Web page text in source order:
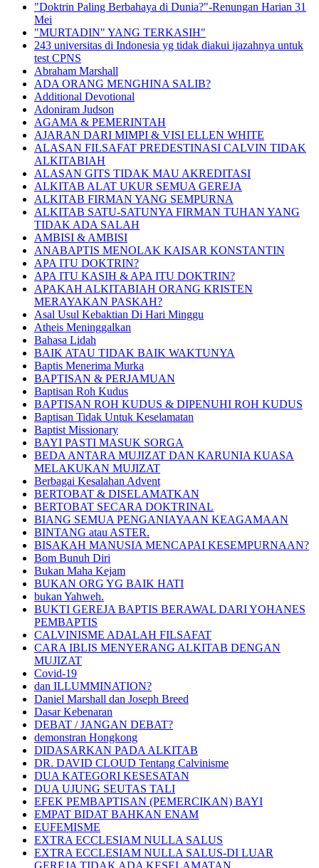
"Doktrin Paling Berbahaya di Dunia?"-Renungan Harian 31
Mei
"MURTADIN" YANG TERKASIH"
243 universitas di Indonesia yg tidak diakui ijazahnya untuk
test CPNS
Abraham Marshall
ADA ORANG MENGHINA SALIB?
Additional Devotional
Adoniram Judson
AGAMA & PEMERINTAH
AJARAN DARI MIMPI & VISI ELLEN WHITE
ALASAN FILSAFAT PREDESTINASI CALVIN TIDAK
ALKITABIAH
ALASAN GITS TIDAK MAU AKREDITASI
ALKITAB ALAT UKUR SEMUA GEREJA
ALKITAB FIRMAN YANG SEMPURNA
ALKITAB SATU-SATUNYA FIRMAN TUHAN YANG
TIDAK ADA SALAH
AMBISI & AMBISI
ANABAPTIS MENOLAK KAISAR KONSTANTIN
APA ITU DOKTRIN?
APA ITU KASIH & APA ITU DOKTRIN?
APAKAH ALKITABIAH ORANG KRISTEN
MERAYAKAN PASKAH?
Asal Usul Kebaktian Di Hari Minggu
Atheis Meninggalkan
Bahasa Lidah
BAIK ATAU TIDAK BAIK WAKTUNYA
Baptis Menerima Murka
BAPTISAN & PERJAMUAN
Baptisan Roh Kudus
BAPTISAN ROH KUDUS & DIPENUHI ROH KUDUS
Baptisan Tidak Untuk Keselamatan
Baptist Missionary
BAYI PASTI MASUK SORGA
BEDA ANTARA MUJIZAT DAN KARUNIA KUASA
MELAKUKAN MUJIZAT
Berbagai Kesalahan Advent
BERTOBAT & DISELAMATKAN
BERTOBAT SECARA DOKTRINAL
BIANG SEMUA PENGANIAYAAN KEAGAMAAN
BINTANG atau ASTER.
BISAKAH MANUSIA MENCAPAI KESEMPURNAAN?
Bom Bunuh Diri
Bukan Maha Kejam
BUKAN ORG YG BAIK HATI
bukan Yahweh.
BUKTI GEREJA BAPTIS BERAWAL DARI YOHANES
PEMBAPTIS
CALVINISME ADALAH FILSAFAT
CARA IBLIS MENYERANG ALKITAB DENGAN
MUJIZAT
Covid-19
dan ILLUMMINATION?
Daniel Marshall dan Joseph Breed
Dasar Kebenaran
DEBAT / JANGAN DEBAT?
demonstran Hongkong
DIDASARKAN PADA ALKITAB
DR. DAVID CLOUD Tentang Calvinisme
DUA KATEGORI KESESATAN
DUA UJUNG SEUTAS TALI
EFEK PEMBAPTISAN (PEMERCIKAN) BAYI
EMPAT BIDAT BAHKAN ENAM
EUFEMISME
EXTRA ECCLESIAM NULLA SALUS
EXTRA ECCLESIAM NULLA SALUS-DI LUAR